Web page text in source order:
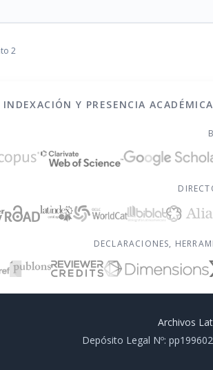
2
INDEXACIÓN Y PRESENCIA
DECLARACIONES,
Archivos
Depósito Legal Nº: